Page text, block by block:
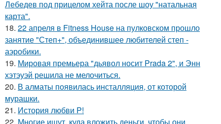
Лебедев под прицелом хейта после шоу "натальная
карта".
18. 22 апреля в Fitness House на пулковском прошло
занятие "Степ+", объединившее любителей степ -
аэробики.
19. Мировая премьера "дьявол носит Prada 2", и Энн
хэтэуэй решила не мелочиться.
20. В алматы появилась инсталляция, от которой
мурашки.
21. История любви P!